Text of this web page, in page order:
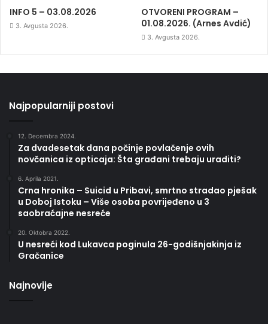
INFO 5 – 03.08.2026
3. Avgusta 2026.
OTVORENI PROGRAM –
01.08.2026. (Arnes Avdić)
3. Avgusta 2026.
Najpopularniji postovi
12. Decembra 2024.
Za dvadesetak dana počinje povlačenje ovih
novčanica iz opticaja: Šta građani trebaju uraditi?
6. Aprila 2021.
Crna hronika – Suicid u Pribavi, smrtno stradao pješak
u Doboj Istoku – Više osoba povrijeđeno u 3
saobraćajne nesreće
20. Oktobra 2022.
U nesreći kod Lukavca poginula 26-godišnjakinja iz
Gračanice
Najnovije